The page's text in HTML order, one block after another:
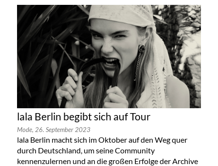
lala Berlin begibt sich auf Tour
Mode, 26. September 2023
lala Berlin macht sich im Oktober auf den Weg quer
durch Deutschland, um seine Community
kennenzulernen und an die großen Erfolge der Archive